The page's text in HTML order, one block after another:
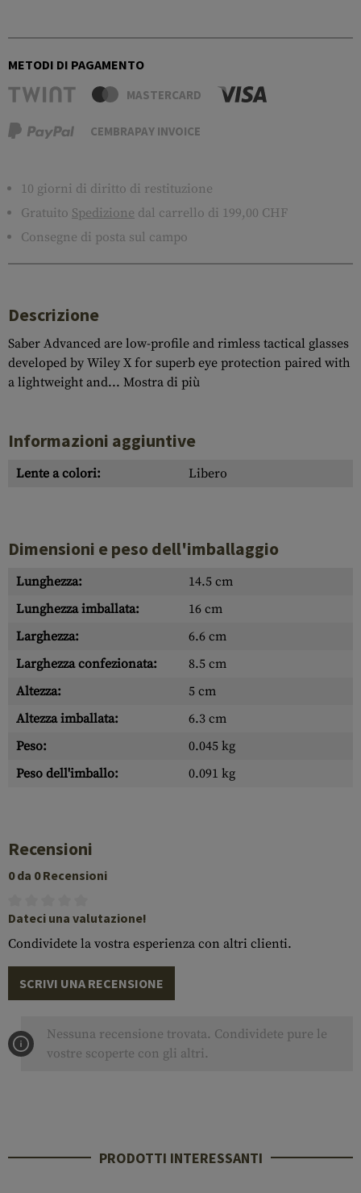
METODI DI PAGAMENTO
MASTERCARD
CEMBRAPAY INVOICE
10 giorni di diritto di restituzione
Gratuito Spedizione dal carrello di 199,00 CHF
Consegne di posta sul campo
Descrizione
Saber Advanced are low-profile and rimless tactical glasses
developed by Wiley X for superb eye protection paired with
a lightweight and... Mostra di più
Informazioni aggiuntive
Lente a colori: Libero
Dimensioni e peso dell'imballaggio
Lunghezza:
14.5 cm
Lunghezza imballata:
16 cm
Larghezza:
6.6 cm
Larghezza confezionata:
8.5 cm
Altezza:
5 cm
Altezza imballata:
6.3 cm
Peso:
0.045 kg
Peso dell'imballo:
0.091 kg
Recensioni
0 da 0 Recensioni
Dateci una valutazione!
Condividete la vostra esperienza con altri clienti.
SCRIVI UNA RECENSIONE
Nessuna recensione trovata. Condividete pure le
vostre scoperte con gli altri.
PRODOTTI INTERESSANTI